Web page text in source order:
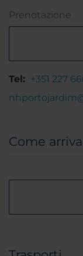
Prenotazione
Tel: +351 227
Come